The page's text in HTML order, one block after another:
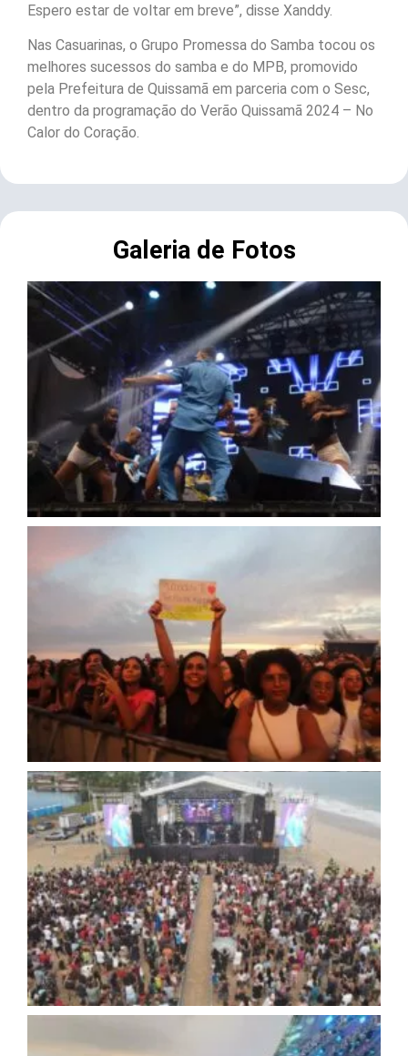
Espero estar de voltar em breve”, disse Xanddy.
Nas Casuarinas, o Grupo Promessa do Samba tocou os
melhores sucessos do samba e do MPB, promovido
pela Prefeitura de Quissamã em parceria com o Sesc,
dentro da programação do Verão Quissamã 2024 – No
Calor do Coração.
Galeria de Fotos